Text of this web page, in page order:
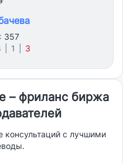
357
1 3
– фриланс биржа
консультаций с лучшими